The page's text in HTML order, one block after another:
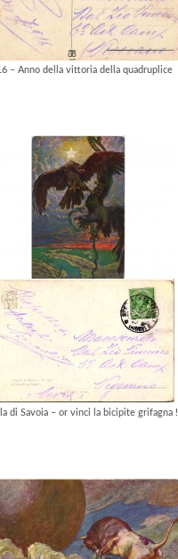
– Anno della vittoria della quadruplice
di Savoia – or vinci la bicipite grifagna !